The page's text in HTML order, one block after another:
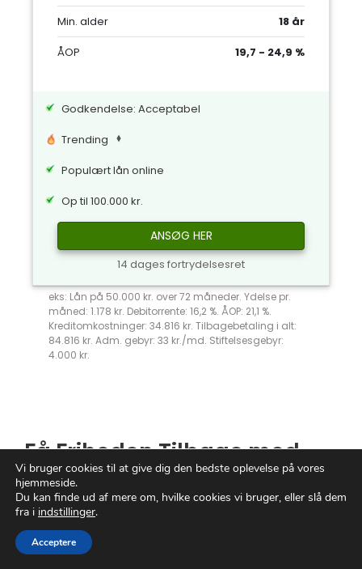
Min. alder
18 år
ÅOP
19,7 - 24,9 %
Godkendelse: Acceptabel
Trending
Populært lån online
Op til 100.000 kr.
ANSØG HER
14 dages fortrydelsesret
eks: Lån på 50.000 kr. over 72 måneder. Ydelse pr.
måned: 1.178 kr. Debitorrente: 16,2 %. ÅOP: 21,1 %.
Kreditomkostninger: 34.816 kr. Tilbagebetaling i alt:
84.816 kr. Adm. gebyr: 33 kr./md. Stiftelsesgebyr:
4.000 kr.
Få Friheden Tilbage med
Leasy Minilån
Trænger du til en økonomisk
presset hverdag?
genvej til at ånde lettet op og genvinde
Vi bruger cookies til at give dig den bedste oplevelse på vores
hjemmeside.
Du kan finde ud af mere om, hvilke cookies vi bruger, eller slå dem
fra i indstillinger.
Acceptere